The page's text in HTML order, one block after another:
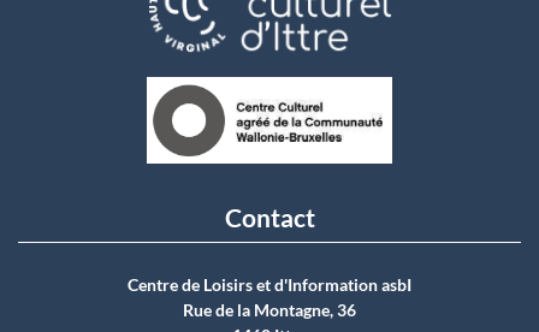
Contact
Centre de Loisirs et d'Information asbI
Rue de la Montagne, 36